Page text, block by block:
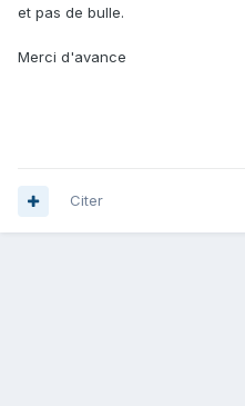
et pas de bulle.
Merci d'avance
Citer